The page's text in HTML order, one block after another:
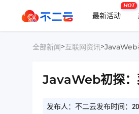
最新活动
HOT
全部新闻>互联网资讯>JavaWeb
JavaWeb初探：
发布人：不二云发布时间：